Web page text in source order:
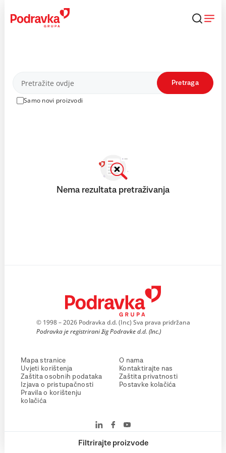
content
Proizvodi
Samo novi proizvodi
Pretraga
Filtrirajte proizvode
Nema rezultata pretraživanja
© 1998 – 2026 Podravka d.d. (Inc) Sva prava pridržana
Podravka je registrirani žig Podravke d.d. (Inc.)
Mapa stranice
Uvjeti korištenja
Zaštita osobnih podataka
Izjava o pristupačnosti
Pravila o korištenju
kolačića
O nama
Kontaktirajte nas
Zaštita privatnosti
Postavke kolačića